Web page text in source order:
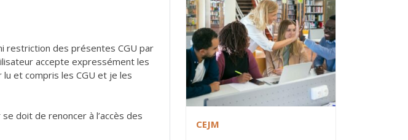
restriction des présentes CGU par
accepte expressément les
et compris les CGU et je les
doit de renoncer à l’accès des
CEJM